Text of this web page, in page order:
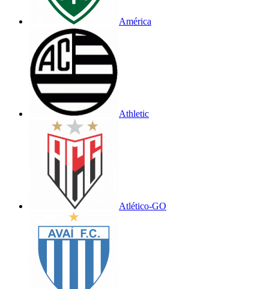
América
Athletic
Atlético-GO